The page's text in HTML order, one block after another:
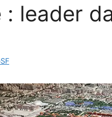
: leader